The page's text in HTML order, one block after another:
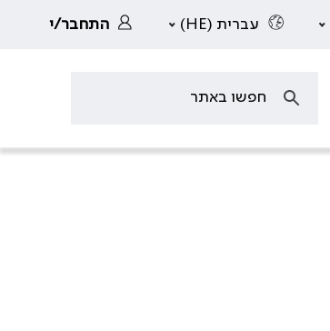
עברית (HE) התחבר/י